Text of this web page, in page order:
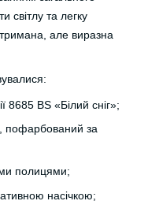
світлу та легку
але виразна
BS «Білий сніг»;
за
полицями;
насічкою;